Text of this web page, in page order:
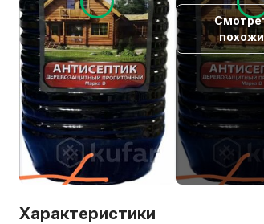
Характеристики